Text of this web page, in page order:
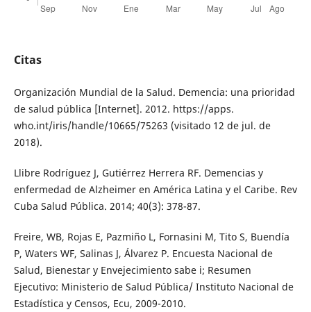
Citas
Organización Mundial de la Salud. Demencia: una prioridad
de salud pública [Internet]. 2012. https://apps.
who.int/iris/handle/10665/75263 (visitado 12 de jul. de
2018).
Llibre Rodríguez J, Gutiérrez Herrera RF. Demencias y
enfermedad de Alzheimer en América Latina y el Caribe. Rev
Cuba Salud Pública. 2014; 40(3): 378-87.
Freire, WB, Rojas E, Pazmiño L, Fornasini M, Tito S, Buendía
P, Waters WF, Salinas J, Álvarez P. Encuesta Nacional de
Salud, Bienestar y Envejecimiento sabe i; Resumen
Ejecutivo: Ministerio de Salud Pública/ Instituto Nacional de
Estadística y Censos, Ecu, 2009-2010.